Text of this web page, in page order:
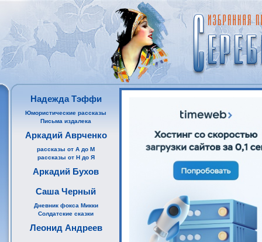
Надежда Тэффи
Юмористические рассказы
Письма издалека
Аркадий Аврченко
рассказы от А до М
рассказы от Н до Я
Аркадий Бухов
Саша Черный
Дневник фокса Микки
Солдатские сказки
Леонид Андреев